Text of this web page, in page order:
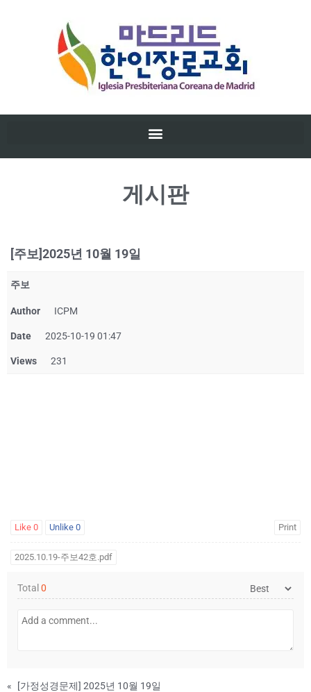
게시판
[주보]2025년 10월 19일
주보
Author ICPM
Date 2025-10-19 01:47
Views 231
Like 0 Unlike 0 Print
2025.10.19-주보42호.pdf
Total 0
«
[가정성경문제] 2025년 10월 19일